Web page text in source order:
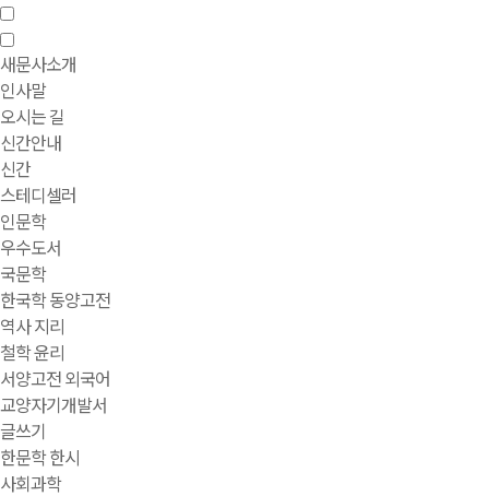
새문사소개
인사말
오시는 길
신간안내
신간
스테디셀러
인문학
우수도서
국문학
한국학 동양고전
역사 지리
철학 윤리
서양고전 외국어
교양자기개발서
글쓰기
한문학 한시
사회과학